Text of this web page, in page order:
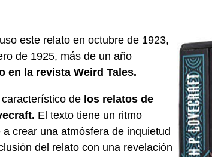
este relato en octubre de 1923,
de 1925, más de un año
en la revista Weird Tales.
de los relatos de
El texto tiene un ritmo
crear una atmósfera de inquietud
del relato con una revelación